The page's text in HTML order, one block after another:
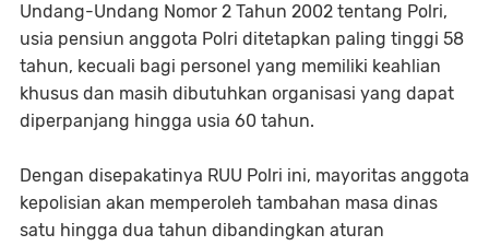
Undang-Undang Nomor 2 Tahun 2002 tentang Polri,
usia pensiun anggota Polri ditetapkan paling tinggi 58
tahun, kecuali bagi personel yang memiliki keahlian
khusus dan masih dibutuhkan organisasi yang dapat
diperpanjang hingga usia 60 tahun.
Dengan disepakatinya RUU Polri ini, mayoritas anggota
kepolisian akan memperoleh tambahan masa dinas
satu hingga dua tahun dibandingkan aturan